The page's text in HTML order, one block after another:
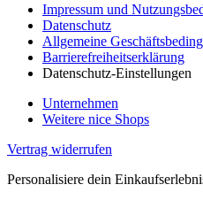
Impressum und
Datenschutz
Allgemeine
Barrierefreiheitserklärung
Datenschutz-Einstellungen
Unternehmen
Weitere nice Shops
Vertrag widerrufen
Personalisiere dein